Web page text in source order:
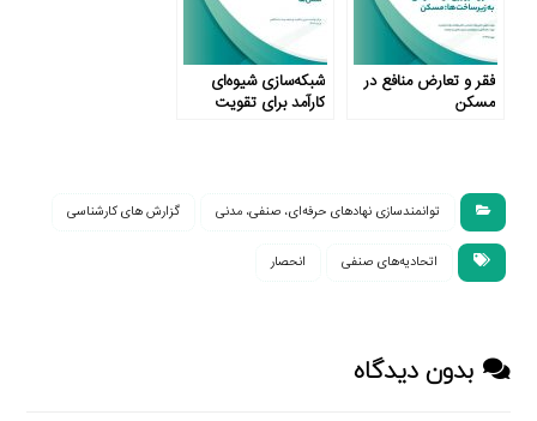
فقر و تعارض منافع در
مسکن
شبکه‌سازی شیوه‌ای
کارآمد برای تقویت
توانمندسازی نهادهای حرفه‌ای، صنفی، مدنی گزارش های کارشناسی
اتحادیه‌های صنفی انحصار
بدون دیدگاه